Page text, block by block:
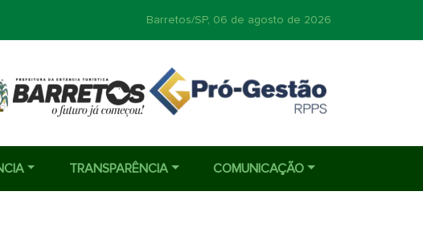
Barretos/SP, 06 de agosto de 2026
TRANSPARÊNCIA COMUNICAÇÃO